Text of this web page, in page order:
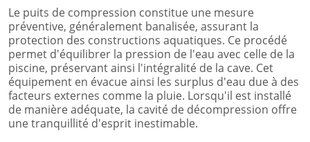
Le puits de compression constitue une mesure
préventive, généralement banalisée, assurant la
protection des constructions aquatiques. Ce procédé
permet d'équilibrer la pression de l'eau avec celle de la
piscine, préservant ainsi l'intégralité de la cave. Cet
équipement en évacue ainsi les surplus d'eau due à des
facteurs externes comme la pluie. Lorsqu'il est installé
de manière adéquate, la cavité de décompression offre
une tranquillité d'esprit inestimable.